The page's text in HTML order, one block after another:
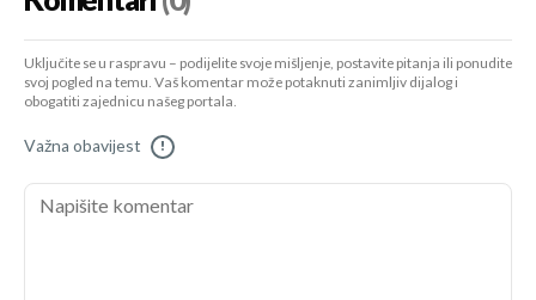
Uključite se u raspravu – podijelite svoje mišljenje, postavite pitanja ili ponudite
svoj pogled na temu. Vaš komentar može potaknuti zanimljiv dijalog i
obogatiti zajednicu našeg portala.
Važna obavijest !